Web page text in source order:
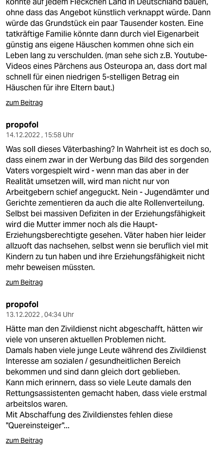
ohne dass das Angebot künstlich verknappt würde. Dann
würde das Grundstück ein paar Tausender kosten. Eine
tatkräftige Familie könnte dann durch viel Eigenarbeit
günstig ans eigene Häuschen kommen ohne sich ein
Leben lang zu verschulden. (man sehe sich z.B. Youtube-
Videos eines Pärchens aus Osteuropa an, dass dort mal
schnell für einen niedrigen 5-stelligen Betrag ein
Häuschen für ihre Eltern baut.)
zum Beitrag
propofol
14.12.2022 , 15:58 Uhr
Was soll dieses Väterbashing? In Wahrheit ist es doch so,
dass einem zwar in der Werbung das Bild des sorgenden
Vaters vorgespielt wird - wenn man das aber in der
Realität umsetzen will, wird man nicht nur von
Arbeitgebern schief angeguckt. Nein - Jugendämter und
Gerichte zementieren da auch die alte Rollenverteilung.
Selbst bei massiven Defiziten in der Erziehungsfähigkeit
wird die Mutter immer noch als die Haupt-
Erziehungsberechtigte gesehen. Väter haben hier leider
allzuoft das nachsehen, selbst wenn sie beruflich viel mit
Kindern zu tun haben und ihre Erziehungsfähigkeit nicht
mehr beweisen müssten.
zum Beitrag
propofol
13.12.2022 , 04:34 Uhr
Hätte man den Zivildienst nicht abgeschafft, hätten wir
viele von unseren aktuellen Problemen nicht.
Damals haben viele junge Leute während des Zivildienst
Interesse am sozialen / gesundheitlichen Bereich
bekommen und sind dann gleich dort geblieben.
Kann mich erinnern, dass so viele Leute damals den
Rettungsassistenten gemacht haben, dass viele erstmal
arbeitslos waren.
Mit Abschaffung des Zivildienstes fehlen diese
"Quereinsteiger"...
zum Beitrag